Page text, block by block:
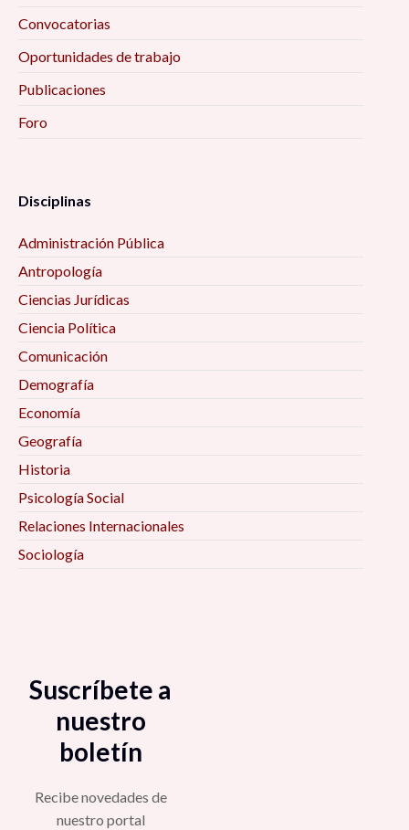
Convocatorias
Oportunidades de trabajo
Publicaciones
Foro
Disciplinas
Administración Pública
Antropología
Ciencias Jurídicas
Ciencia Política
Comunicación
Demografía
Economía
Geografía
Historia
Psicología Social
Relaciones Internacionales
Sociología
Suscríbete a
nuestro
boletín
Recibe novedades de
nuestro portal